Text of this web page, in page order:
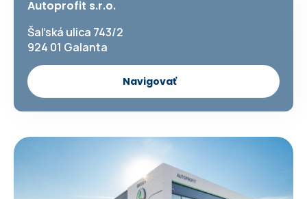
Autoprofit s.r.o.
Šaľská ulica 743/2
924 01 Galanta
Navigovať